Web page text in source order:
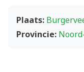
Plaats:
Provincie: